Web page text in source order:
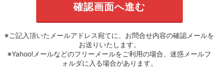
※ご記入頂いたメールアドレス宛てに、お問合せ内容の確認メールを
お送りいたします。
※Yahoo!メールなどのフリーメールをご利用の場合、迷惑メールフ
ォルダに入る場合があります。